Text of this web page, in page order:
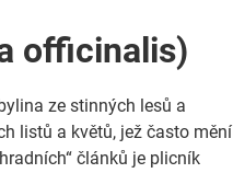
officinalis)
ze stinných lesů a
listů a květů, jež často mění
článků je plicník